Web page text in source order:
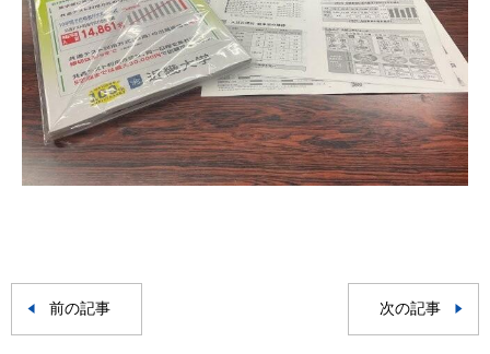
前の記事 次の記事